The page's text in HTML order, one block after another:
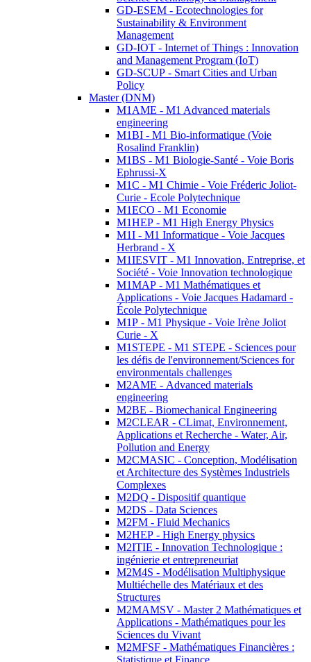
GD-ESEM - Ecotechnologies for
Sustainability & Environment
Management
GD-IOT - Internet of Things : Innovation
and Management Program (IoT)
GD-SCUP - Smart Cities and Urban
Policy
Master (DNM)
M1AME - M1 Advanced materials
engineering
M1BI - M1 Bio-informatique (Voie
Rosalind Franklin)
M1BS - M1 Biologie-Santé - Voie Boris
Ephrussi-X
M1C - M1 Chimie - Voie Fréderic Joliot-
Curie - Ecole Polytechnique
M1ECO - M1 Economie
M1HEP - M1 High Energy Physics
M1I - M1 Informatique - Voie Jacques
Herbrand - X
M1IESVIT - M1 Innovation, Entreprise, et
Société - Voie Innovation technologique
M1MAP - M1 Mathématiques et
Applications - Voie Jacques Hadamard -
École Polytechnique
M1P - M1 Physique - Voie Irène Joliot
Curie - X
M1STEPE - M1 STEPE - Sciences pour
les défis de l'environnement/Sciences for
environmentals challenges
M2AME - Advanced materials
engineering
M2BE - Biomechanical Engineering
M2CLEAR - CLimat, Environnement,
Applications et Recherche - Water, Air,
Pollution and Energy
M2CMASIC - Conception, Modélisation
et Architecture des Systèmes Industriels
Complexes
M2DQ - Dispositif quantique
M2DS - Data Sciences
M2FM - Fluid Mechanics
M2HEP - High Energy physics
M2ITIE - Innovation Technologique :
ingénierie et entrepreneuriat
M2M4S - Modélisation Multiphysique
Multiéchelle des Matériaux et des
Structures
M2MAMSV - Master 2 Mathématiques et
Applications - Mathématiques pour les
Sciences du Vivant
M2MFSF - Mathématiques Financières :
Statistique et Finance